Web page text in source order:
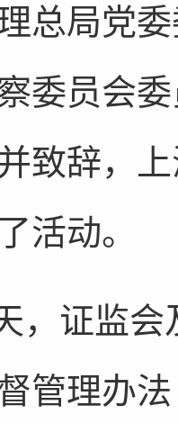
总局党
委员会
致辞，
活动。
证监会
管理办